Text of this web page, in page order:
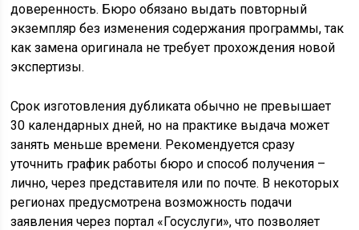
доверенность. Бюро обязано выдать повторный
экземпляр без изменения содержания программы, так
как замена оригинала не требует прохождения новой
экспертизы.
Срок изготовления дубликата обычно не превышает
30 календарных дней, но на практике выдача может
занять меньше времени. Рекомендуется сразу
уточнить график работы бюро и способ получения –
лично, через представителя или по почте. В некоторых
регионах предусмотрена возможность подачи
заявления через портал «Госуслуги», что позволяет